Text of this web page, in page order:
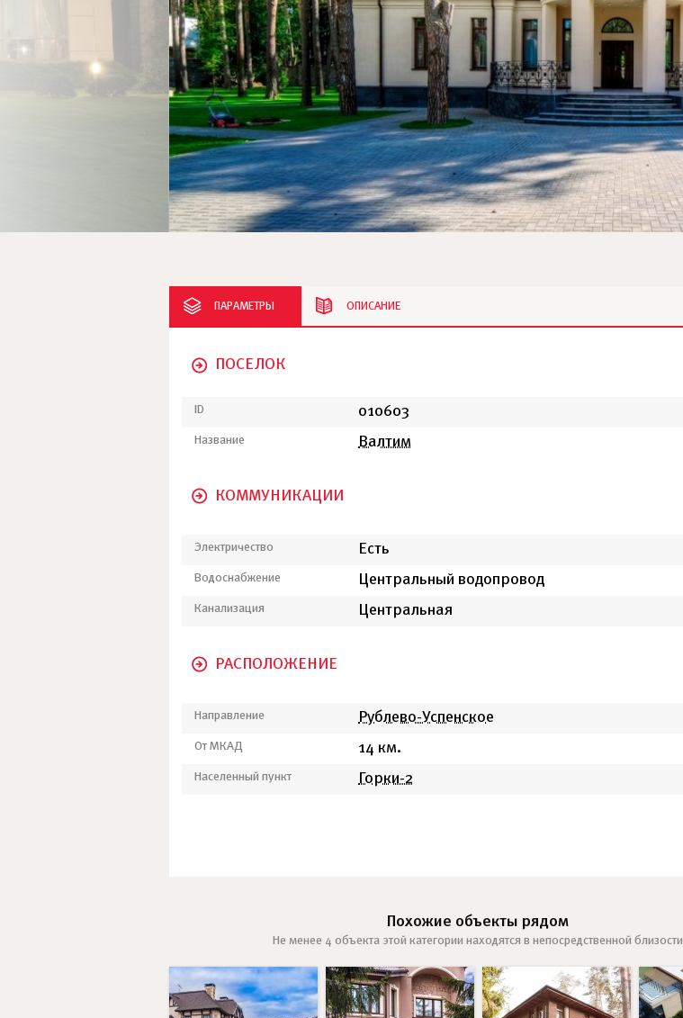
ПАРАМЕТРЫ ОПИСАНИЕ
ПОСЕЛОК
ID 010603
Название Валтим
КОММУНИКАЦИИ
Электричество Есть
Водоснабжение Центральный водопровод
Канализация Центральная
РАСПОЛОЖЕНИЕ
Направление Рублево-Успенское
От МКАД 14 км.
Населенный пункт Горки-2
Похожие объекты рядом
Не менее 4 объекта этой категории находятся в непосредственной близости